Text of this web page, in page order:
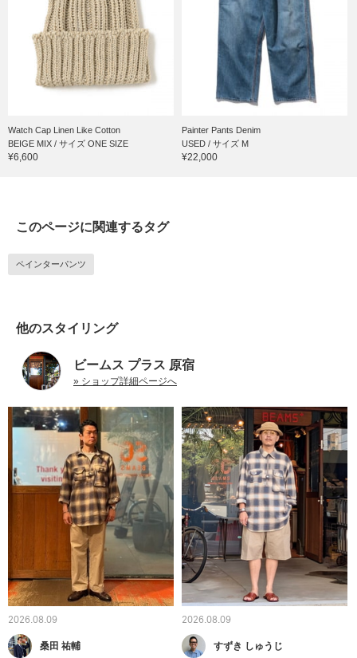
Watch Cap Linen Like Cotton
BEIGE MIX / サイズ ONE SIZE
¥6,600
Painter Pants Denim
USED / サイズ M
¥22,000
このページに関連するタグ
ペインターパンツ
他のスタイリング
ビームス プラス 原宿
» ショップ詳細ページへ
2026.08.09
桑田 祐輔
2026.08.09
すずき しゅうじ